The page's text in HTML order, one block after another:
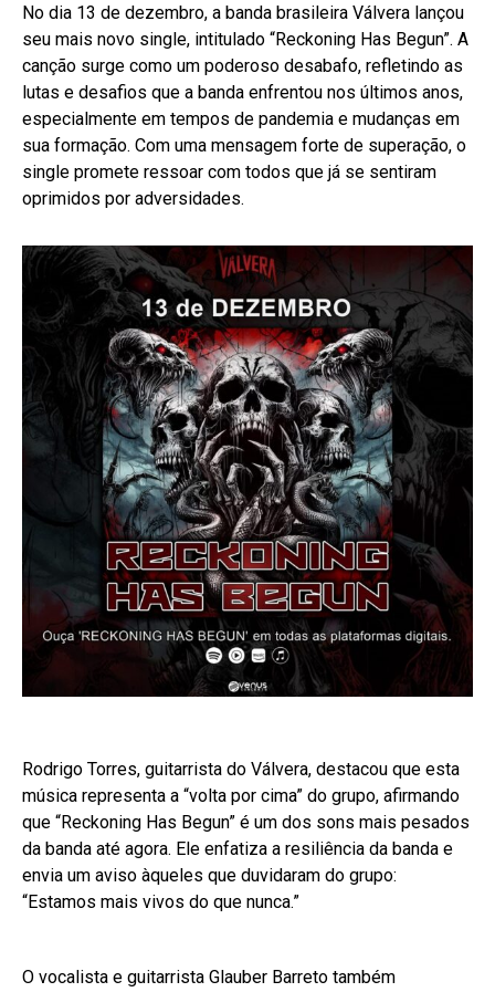
No dia 13 de dezembro, a banda brasileira Válvera lançou
seu mais novo single, intitulado “Reckoning Has Begun”. A
canção surge como um poderoso desabafo, refletindo as
lutas e desafios que a banda enfrentou nos últimos anos,
especialmente em tempos de pandemia e mudanças em
sua formação. Com uma mensagem forte de superação, o
single promete ressoar com todos que já se sentiram
oprimidos por adversidades.
Rodrigo Torres, guitarrista do Válvera, destacou que esta
música representa a “volta por cima” do grupo, afirmando
que “Reckoning Has Begun” é um dos sons mais pesados
da banda até agora. Ele enfatiza a resiliência da banda e
envia um aviso àqueles que duvidaram do grupo:
“Estamos mais vivos do que nunca.”
O vocalista e guitarrista Glauber Barreto também